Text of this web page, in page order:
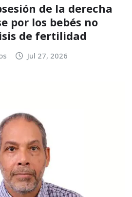
de la derecha
por los bebés no
de fertilidad
Jul 27, 2026